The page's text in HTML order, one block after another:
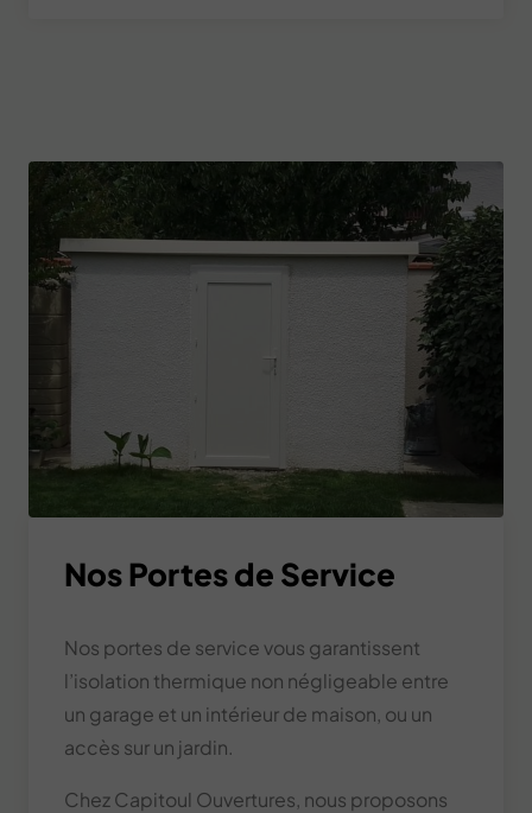
Nos Portes de Service
Nos portes de service vous garantissent
l’isolation thermique non négligeable entre
un garage et un intérieur de maison, ou un
accès sur un jardin.
Chez Capitoul Ouvertures, nous proposons